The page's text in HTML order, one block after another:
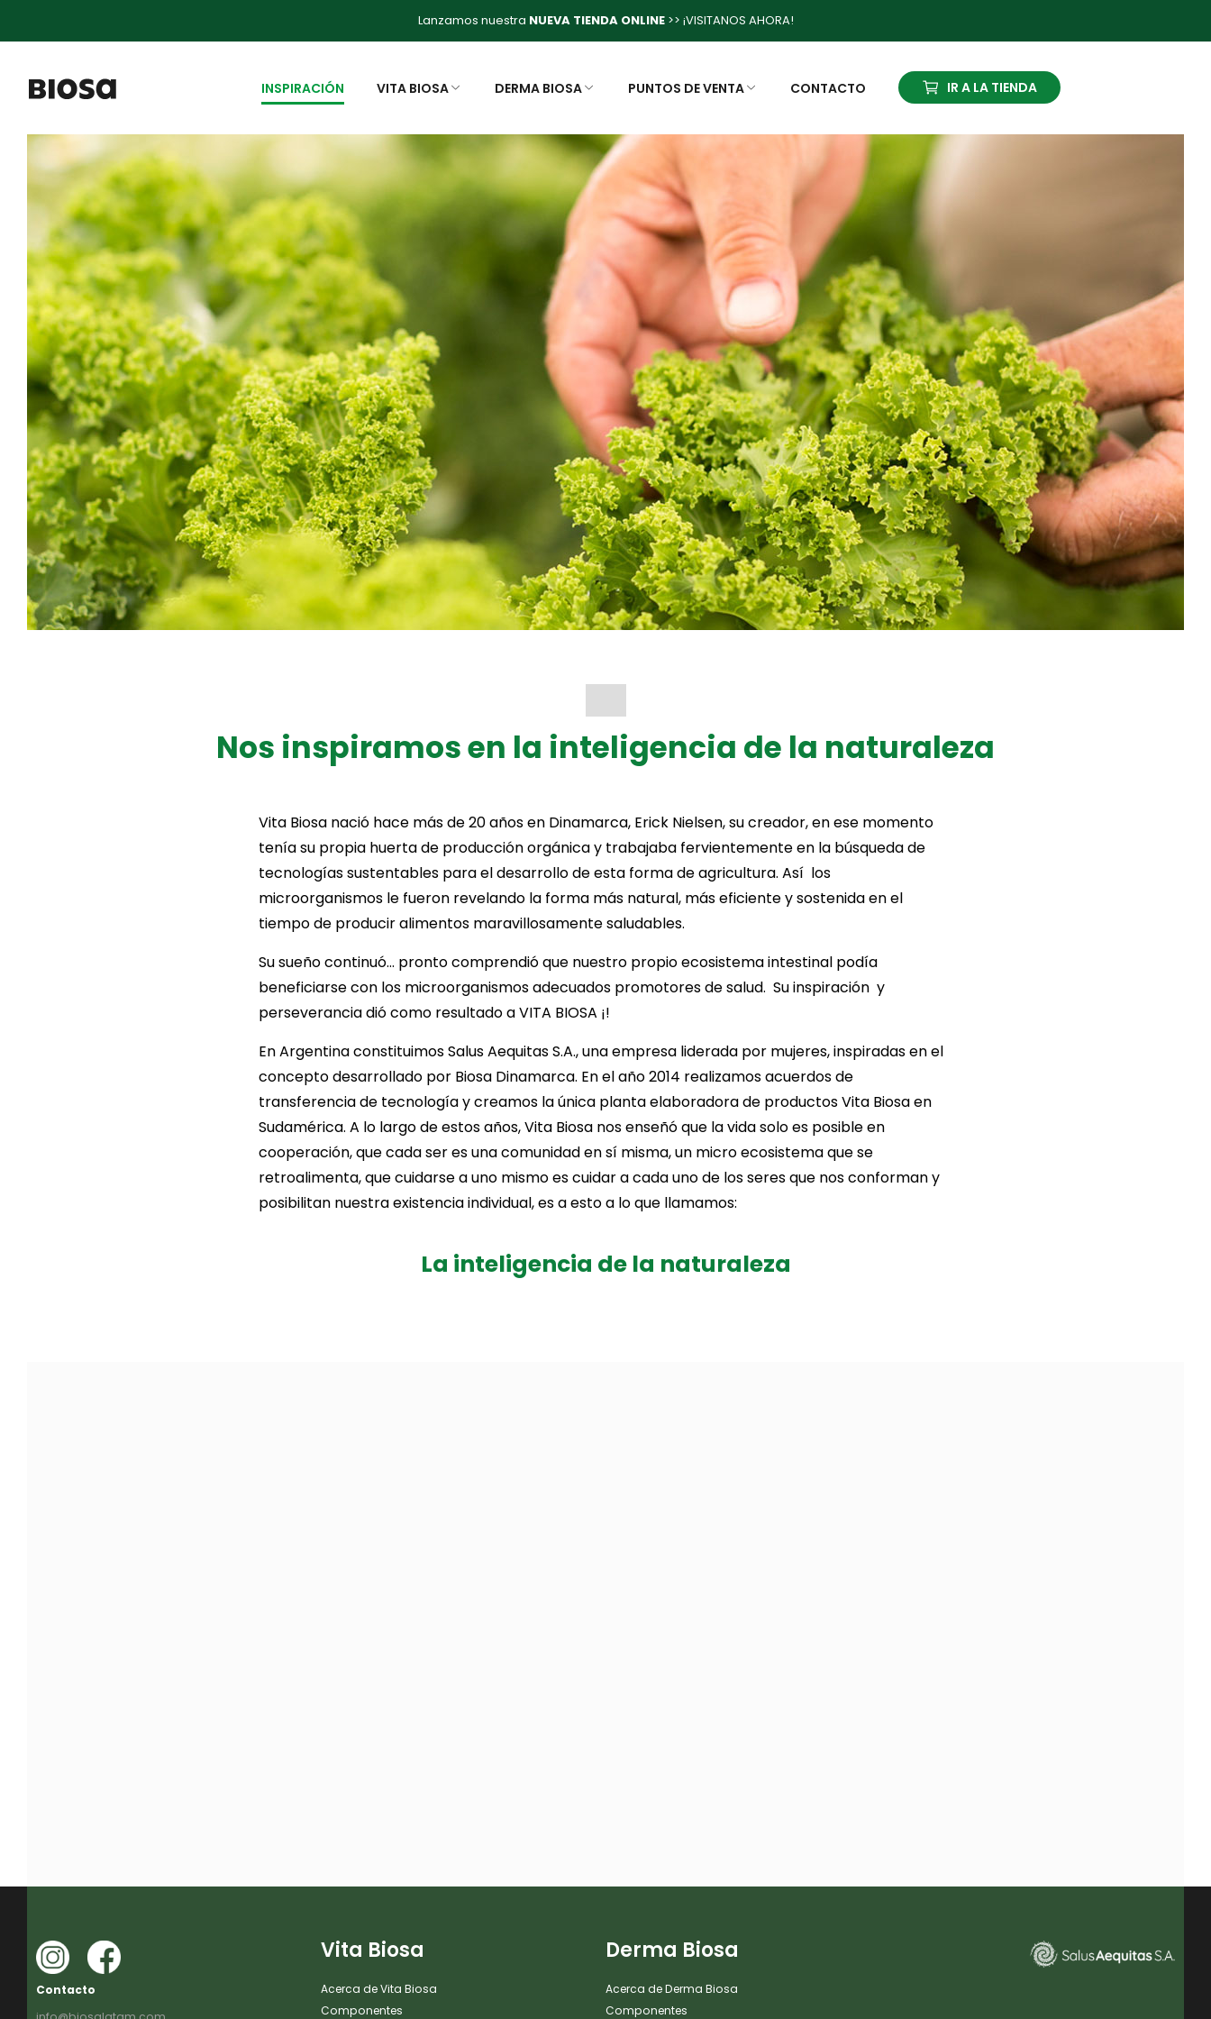
Lanzamos nuestra NUEVA TIENDA ONLINE>> ¡VISITANOS AHORA!
INSPIRACIÓN VITA BIOSA DERMA BIOSA PUNTOS DE VENTA CONTACTO IR A LA TIENDA
Nos inspiramos en la inteligencia de la naturaleza
Vita Biosa nació hace más de 20 años en Dinamarca, Erick Nielsen, su creador, en ese momento
tenía su propia huerta de producción orgánica y trabajaba fervientemente en la búsqueda de
tecnologías sustentables para el desarrollo de esta forma de agricultura. Así los
microorganismos le fueron revelando la forma más natural, más eficiente y sostenida en el
tiempo de producir alimentos maravillosamente saludables.
Su sueño continuó… pronto comprendió que nuestro propio ecosistema intestinal podía
beneficiarse con los microorganismos adecuados promotores de salud. Su inspiración y
perseverancia dió como resultado a VITA BIOSA ¡!
En Argentina constituimos Salus Aequitas S.A., una empresa liderada por mujeres, inspiradas en el
concepto desarrollado por Biosa Dinamarca. En el año 2014 realizamos acuerdos de
transferencia de tecnología y creamos la única planta elaboradora de productos Vita Biosa en
Sudamérica. A lo largo de estos años, Vita Biosa nos enseñó que la vida solo es posible en
cooperación, que cada ser es una comunidad en sí misma, un micro ecosistema que se
retroalimenta, que cuidarse a uno mismo es cuidar a cada uno de los seres que nos conforman y
posibilitan nuestra existencia individual, es a esto a lo que llamamos:
La inteligencia de la naturaleza
Contacto
Vita Biosa
Acerca de Vita Biosa
Componentes
Derma Biosa
Acerca de Derma Biosa
Componentes